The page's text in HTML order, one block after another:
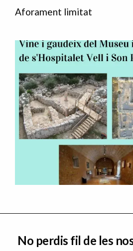
Aforament limitat
No perdis fil de les